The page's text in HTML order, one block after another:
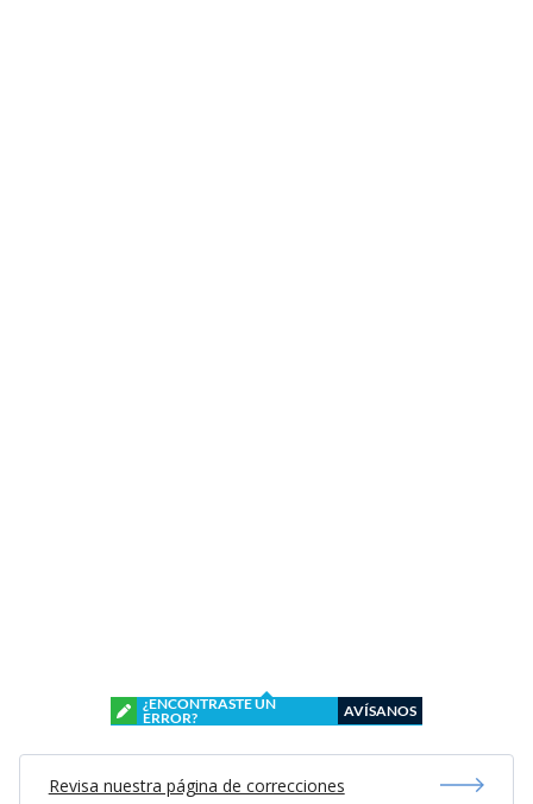
¿ENCONTRASTE UN
ERROR?
AVÍSANOS
Revisa nuestra página de correcciones